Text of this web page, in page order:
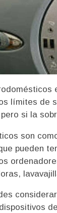
límites de
si la
son
pueden